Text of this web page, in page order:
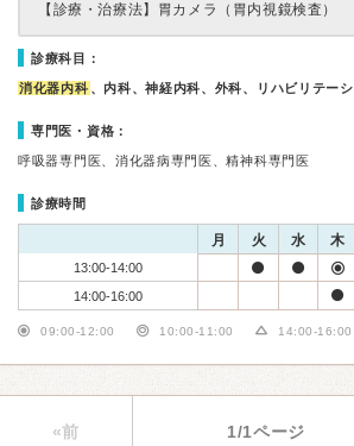
【診療・治療法】 胃カメラ（胃内視鏡検査）
診療科目：
消化器内科 、内科、神経内科、外科、リハビリテー
専門医・資格：
呼吸器専門医、消化器病専門医、精神科専門医
診療時間
月 火 水 木
13:00-14:00
14:00-16:00
09:00-12:00 10:00-11:00 14:00-16:00
«前 1/1ページ